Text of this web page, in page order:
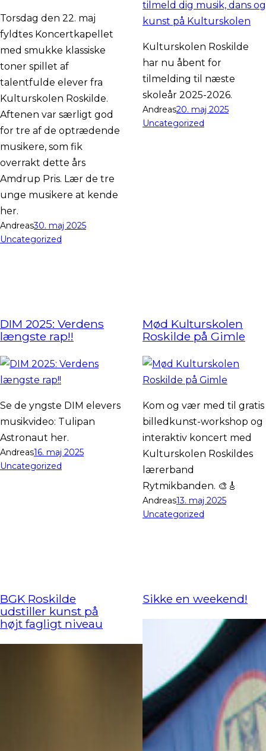
Torsdag den 22. maj
fyldtes Koncertkapellet
med smukke klassiske
toner spillet af
talentfulde elever fra
Kulturskolen Roskilde.
Aftenen var særligt god
for tre af de optrædende
musikere, som fik
overrakt dette års
Amdrup Pris. Lær de tre
unge musikere at kende
her.
Andreas30. maj 2025
Uncategorized
Kulturskolen Roskilde
har nu åbent for
tilmelding til næste
skoleår 2025-2026.
Andreas20. maj 2025
Uncategorized
DIM 2025: Verdens
længste rap!!
Se de yngste DIM elevers
musikvideo: Tulipan
Astronaut her.
Andreas16. maj 2025
Uncategorized
Mød Kulturskolen
Roskilde på Gimle
Kom og vær med til gratis
billedkunst-workshop og
interaktiv koncert med
Kulturskolen Roskildes
lærerband
Rytmikbanden. 🎨🎸
Andreas13. maj 2025
Uncategorized
BGK Roskilde
udstiller kunst på
højt fagligt niveau
Sikke en weekend!